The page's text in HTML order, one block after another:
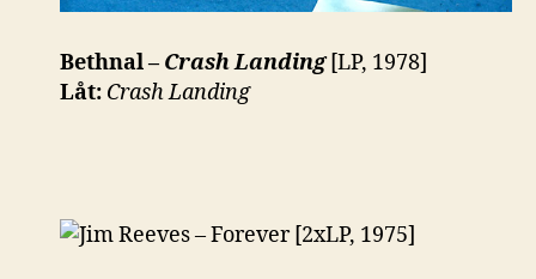
Bethnal – Crash Landing[LP, 1978]
Låt: Crash Landing